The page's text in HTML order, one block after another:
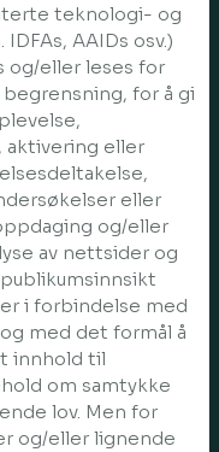
teknologi- og
AAIDs osv.)
og/eller leses for
for å gi
aktivering eller
eller
og/eller
av nettsider og
i forbindelse med
med det formål å
innhold til
om samtykke
lov. Men for
og/eller lignende